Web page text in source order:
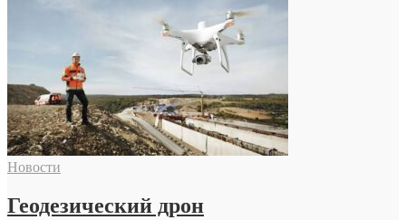
Новости
Геодезический дрон